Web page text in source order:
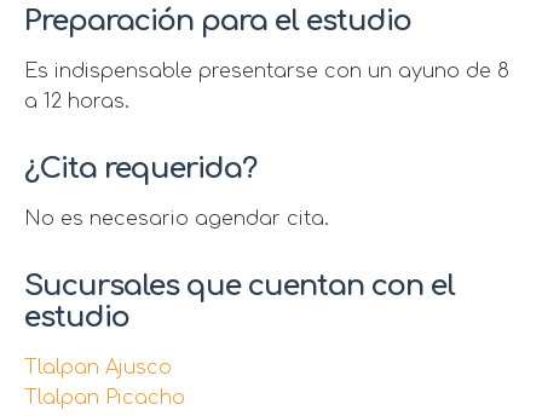
Preparación para el estudio
Es indispensable presentarse con un ayuno de 8
a 12 horas.
¿Cita requerida?
No es necesario agendar cita.
Sucursales que cuentan con el
estudio
Tlalpan Ajusco
Tlalpan Picacho